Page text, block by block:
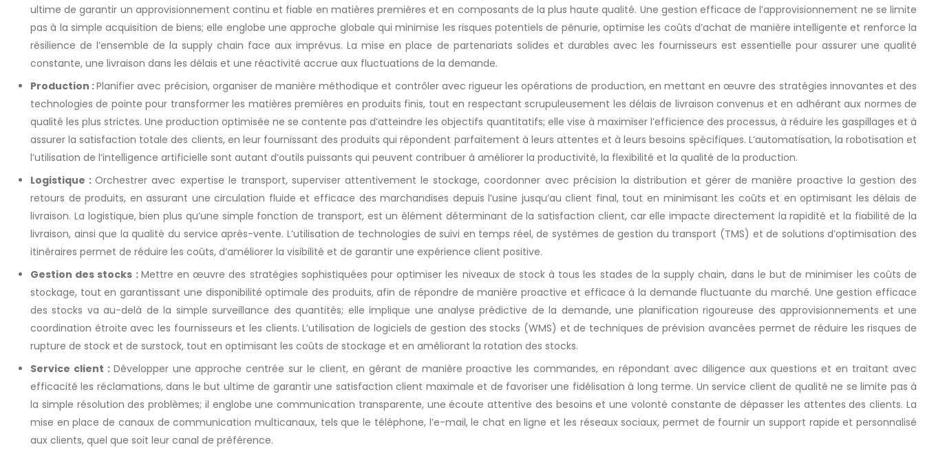
ultime de garantir un approvisionnement continu et fiable en matières premières et en composants de la plus haute qualité. Une gestion efficace de l’approvisionnement ne se limite
pas à la simple acquisition de biens; elle englobe une approche globale qui minimise les risques potentiels de pénurie, optimise les coûts d’achat de manière intelligente et renforce la
résilience de l’ensemble de la supply chain face aux imprévus. La mise en place de partenariats solides et durables avec les fournisseurs est essentielle pour assurer une qualité
constante, une livraison dans les délais et une réactivité accrue aux fluctuations de la demande.
Production :Planifier avec précision, organiser de manière méthodique et contrôler avec rigueur les opérations de production, en mettant en œuvre des stratégies innovantes et des
technologies de pointe pour transformer les matières premières en produits finis, tout en respectant scrupuleusement les délais de livraison convenus et en adhérant aux normes de
qualité les plus strictes. Une production optimisée ne se contente pas d’atteindre les objectifs quantitatifs; elle vise à maximiser l’efficience des processus, à réduire les gaspillages et à
assurer la satisfaction totale des clients, en leur fournissant des produits qui répondent parfaitement à leurs attentes et à leurs besoins spécifiques. L’automatisation, la robotisation et
l’utilisation de l’intelligence artificielle sont autant d’outils puissants qui peuvent contribuer à améliorer la productivité, la flexibilité et la qualité de la production.
Logistique :Orchestrer avec expertise le transport, superviser attentivement le stockage, coordonner avec précision la distribution et gérer de manière proactive la gestion des
retours de produits, en assurant une circulation fluide et efficace des marchandises depuis l’usine jusqu’au client final, tout en minimisant les coûts et en optimisant les délais de
livraison. La logistique, bien plus qu’une simple fonction de transport, est un élément déterminant de la satisfaction client, car elle impacte directement la rapidité et la fiabilité de la
livraison, ainsi que la qualité du service après-vente. L’utilisation de technologies de suivi en temps réel, de systèmes de gestion du transport (TMS) et de solutions d’optimisation des
itinéraires permet de réduire les coûts, d’améliorer la visibilité et de garantir une expérience client positive.
Gestion des stocks : Mettre en œuvre des stratégies sophistiquées pour optimiser les niveaux de stock à tous les stades de la supply chain, dans le but de minimiser les coûts de
stockage, tout en garantissant une disponibilité optimale des produits, afin de répondre de manière proactive et efficace à la demande fluctuante du marché. Une gestion efficace
des stocks va au-delà de la simple surveillance des quantités; elle implique une analyse prédictive de la demande, une planification rigoureuse des approvisionnements et une
coordination étroite avec les fournisseurs et les clients. L’utilisation de logiciels de gestion des stocks (WMS) et de techniques de prévision avancées permet de réduire les risques de
rupture de stock et de surstock, tout en optimisant les coûts de stockage et en améliorant la rotation des stocks.
Service client : Développer une approche centrée sur le client, en gérant de manière proactive les commandes, en répondant avec diligence aux questions et en traitant avec
efficacité les réclamations, dans le but ultime de garantir une satisfaction client maximale et de favoriser une fidélisation à long terme. Un service client de qualité ne se limite pas à
la simple résolution des problèmes; il englobe une communication transparente, une écoute attentive des besoins et une volonté constante de dépasser les attentes des clients. La
mise en place de canaux de communication multicanaux, tels que le téléphone, l’e-mail, le chat en ligne et les réseaux sociaux, permet de fournir un support rapide et personnalisé
aux clients, quel que soit leur canal de préférence.